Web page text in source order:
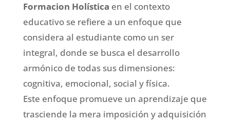
Formacion Holística en el contexto
educativo se refiere a un enfoque que
considera al estudiante como un ser
integral, donde se busca el desarrollo
armónico de todas sus dimensiones:
cognitiva, emocional, social y física.
Este enfoque promueve un aprendizaje que
trasciende la mera imposición y adquisición